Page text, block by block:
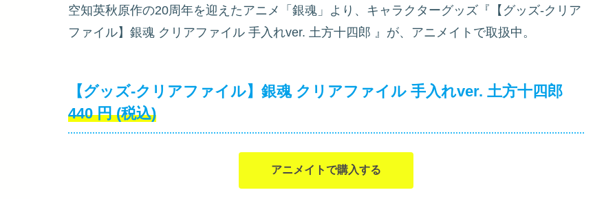
空知英秋原作の20周年を迎えたアニメ「銀魂」より、キャラクターグッズ『【グッズ-クリア
ファイル】銀魂 クリアファイル 手入れver. 土方十四郎 』が、アニメイトで取扱中。
【グッズ-クリアファイル】銀魂 クリアファイル 手入れver. 土方十四郎
440 円 (税込)
アニメイトで購入する